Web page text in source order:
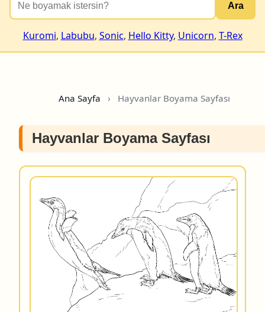
Ara
Kuromi, Labubu, Sonic, Hello Kitty, Unicorn, T-Rex
Ana Sayfa › Hayvanlar Boyama Sayfası
Hayvanlar Boyama Sayfası